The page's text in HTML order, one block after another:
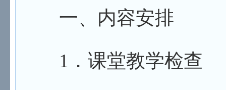
一、内容安排
1 ．课堂教学检查